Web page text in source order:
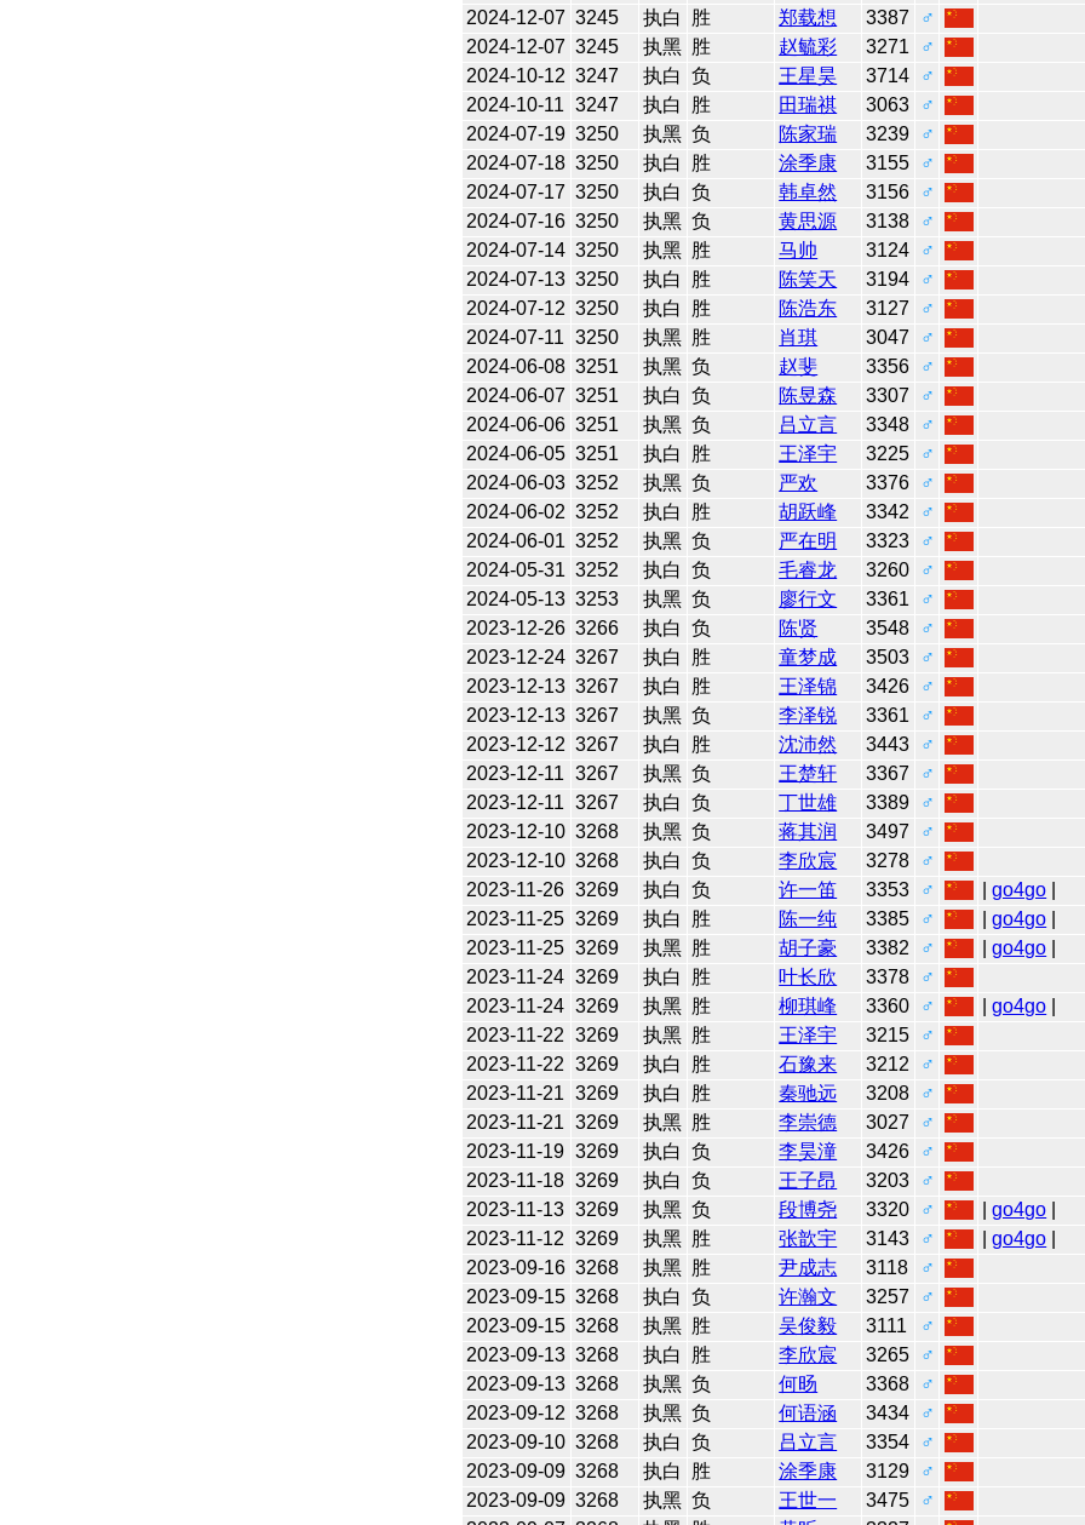
2024-12-07 3245 执白 胜 郑载想 3387
♂
2024-12-07 3245 执黑 胜 赵毓彩 3271
♂
2024-10-12 3247 执白 负 王星昊 3714
♂
2024-10-11 3247 执白 胜 田瑞祺 3063
♂
2024-07-19 3250 执黑 负 陈家瑞 3239
♂
2024-07-18 3250 执白 胜 涂季康 3155
♂
2024-07-17 3250 执白 负 韩卓然 3156
♂
2024-07-16 3250 执黑 负 黄思源 3138
♂
2024-07-14 3250 执黑 胜 马帅 3124
♂
2024-07-13 3250 执白 胜 陈笑天 3194
♂
2024-07-12 3250 执白 胜 陈浩东 3127
♂
2024-07-11 3250 执黑 胜 肖琪 3047
♂
2024-06-08 3251 执黑 负 赵斐 3356
♂
2024-06-07 3251 执白 负 陈昱森 3307
♂
2024-06-06 3251 执黑 负 吕立言 3348
♂
2024-06-05 3251 执白 胜 王泽宇 3225
♂
2024-06-03 3252 执黑 负 严欢 3376
♂
2024-06-02 3252 执白 胜 胡跃峰 3342
♂
2024-06-01 3252 执黑 负 严在明 3323
♂
2024-05-31 3252 执白 负 毛睿龙 3260
♂
2024-05-13 3253 执黑 负 廖行文 3361
♂
2023-12-26 3266 执白 负 陈贤 3548
♂
2023-12-24 3267 执白 胜 童梦成 3503
♂
2023-12-13 3267 执白 胜 王泽锦 3426
♂
2023-12-13 3267 执黑 负 李泽锐 3361
♂
2023-12-12 3267 执白 胜 沈沛然 3443
♂
2023-12-11 3267 执黑 负 王楚轩 3367
♂
2023-12-11 3267 执白 负 丁世雄 3389
♂
2023-12-10 3268 执黑 负 蒋其润 3497
♂
2023-12-10 3268 执白 负 李欣宸 3278
♂
2023-11-26 3269 执白 负 许一笛 3353 ♂ |go4go
2023-11-25 3269 执白 胜 陈一纯 3385 ♂ |go4go
2023-11-25 3269 执黑 胜 胡子豪 3382 ♂ |go4go
2023-11-24 3269 执白 胜 叶长欣 3378
♂
2023-11-24 3269 执黑 胜 柳琪峰 3360 ♂ |go4go
2023-11-22 3269 执黑 胜 王泽宇 3215
♂
2023-11-22 3269 执白 胜 石豫来 3212
♂
2023-11-21 3269 执白 胜 秦驰远 3208
♂
2023-11-21 3269 执黑 胜 李崇德 3027
♂
2023-11-19 3269 执白 负 李昊潼 3426
♂
2023-11-18 3269 执白 负 王子昂 3203
♂
2023-11-13 3269 执黑 负 段博尧 3320 ♂ |go4go
2023-11-12 3269 执黑 胜 张歆宇 3143 ♂ |go4go
2023-09-16 3268 执黑 胜 尹成志 3118
♂
2023-09-15 3268 执白 负 许瀚文 3257
♂
2023-09-15 3268 执黑 胜 吴俊毅 3111
♂
2023-09-13 3268 执白 胜 李欣宸 3265
♂
2023-09-13 3268 执黑 负 何旸 3368
♂
2023-09-12 3268 执黑 负 何语涵 3434
♂
2023-09-10 3268 执白 负 吕立言 3354
♂
2023-09-09 3268 执白 胜 涂季康 3129
♂
2023-09-09 3268 执黑 负 王世一 3475
♂